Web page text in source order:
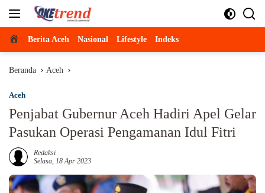
Beranda
Berita Aceh Nasional Lifestyle Indeks
Beranda Aceh
Aceh
Penjabat Gubernur Aceh Hadiri Apel Gelar
Pasukan Operasi Pengamanan Idul Fitri
Redaksi
Selasa, 18 Apr 2023